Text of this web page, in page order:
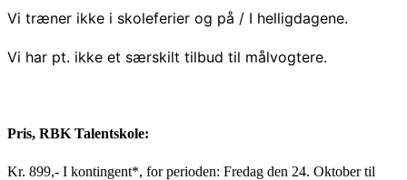
Vi træner ikke i skoleferier og på / I helligdagene.
Vi har pt. ikke et særskilt tilbud til målvogtere.
Pris, RBK Talentskole:
Kr. 899,- I kontingent*, for perioden: Fredag den 24. Oktober til